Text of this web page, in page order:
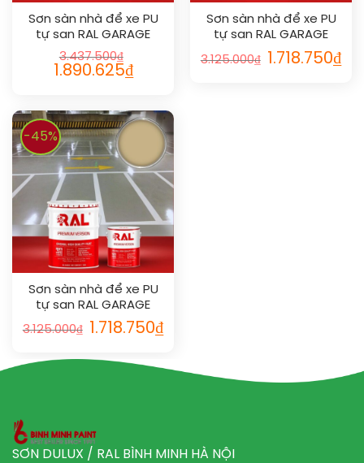
Sơn sàn nhà để xe PU
tự san RAL GARAGE
SHIELD SL 1012
3.437.500₫
1.890.625₫
Sơn sàn nhà để xe PU
tự san RAL GARAGE
SHIELD SL 1015
3.125.000₫ 1.718.750₫
-45%
Sơn sàn nhà để xe PU
tự san RAL GARAGE
SHIELD SL 1001
3.125.000₫ 1.718.750₫
SƠN DULUX / RAL BÌNH MINH HÀ NỘI